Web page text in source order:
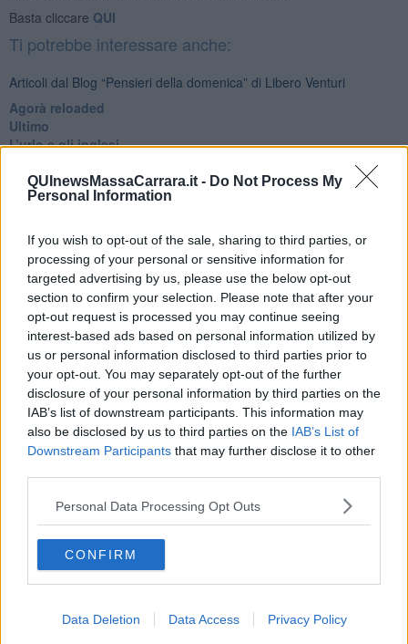
QUInewsMassaCarrara.it - Do Not Process My
Personal Information
If you wish to opt-out of the sale, sharing to third parties, or
processing of your personal or sensitive information for
targeted advertising by us, please use the below opt-out
section to confirm your selection. Please note that after your
opt-out request is processed you may continue seeing
interest-based ads based on personal information utilized by
us or personal information disclosed to third parties prior to
your opt-out. You may separately opt-out of the further
disclosure of your personal information by third parties on the
IAB’s list of downstream participants. This information may
also be disclosed by us to third parties on the IAB’s List of
Downstream Participants that may further disclose it to other
Personal Data Processing Opt Outs
CONFIRM
Data Deletion Data Access Privacy Policy
Basta cliccare QUI
Ti potrebbe interessare anche:
Articoli dal Blog “Pensieri della domenica” di Libero Venturi
​Agorà reloaded
Ultimo
​L’urlo e gli inglesi
Può darsi
Europei
Il Presidente
​Il Giro
Insopportabile
​Mentre
Luana
​Ci vuole Fedez
​Cronaca di un vaccino annunciato
​Liberazione
Esternazioni
Vaxzevria
Nazionali
​Ricorrenze e celebrazioni
Marte
​Vaccine Easing
No profit
Dragonheart
Con-ter?
Coincidenze e crisi